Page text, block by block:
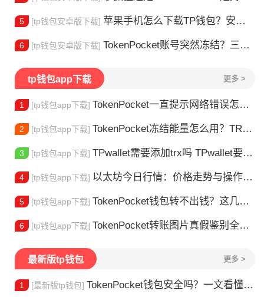
5 [tp钱包安卓版下载] 苹果手机怎么下载TP钱包？安装教程来了
6 [tp钱包安卓版下载] TokenPocket账号突然冻结？三步教你快速解冻
tp钱包app下载 更多 >
1 [tp钱包app下载] TokenPocket一直提示网络错误怎么办？这几个方法帮你快速解决
2 [tp钱包app下载] TokenPocket冻结能量怎么用？TRX冻结获取能量详解
3 [tp钱包app下载] TPwallet需要添加trx吗 TPwallet要不要充TRX？一文说清
4 [tp钱包app下载] 以太坊今日行情：价格走势与操作建议
5 [tp钱包app下载] TokenPocket钱包转不出钱？这几种情况你可能遇到过
6 [tp钱包app下载] TokenPocket转账图片真假鉴别全攻略
最新版tp钱包 更多 >
1 [最新版tp钱包] TokenPocket钱包安全吗？一文看懂真实风险